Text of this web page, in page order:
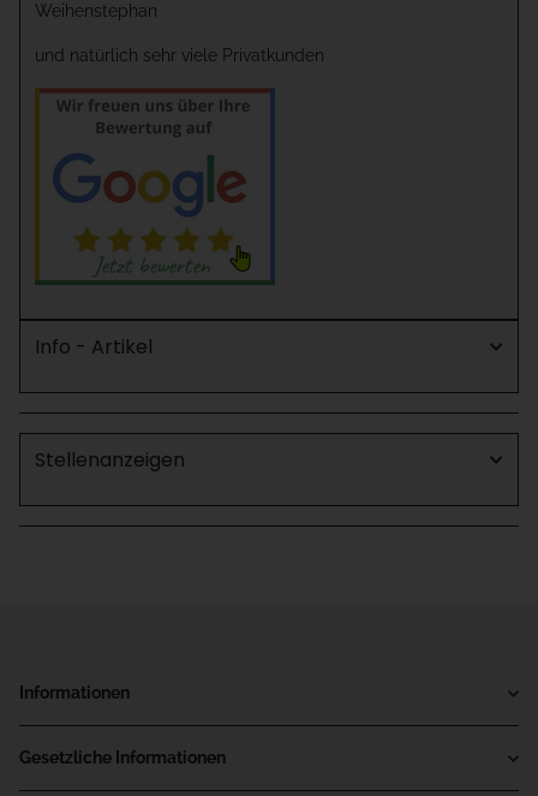
Weihenstephan
und natürlich sehr viele Privatkunden
Info - Artikel
Stellenanzeigen
Informationen
Gesetzliche Informationen